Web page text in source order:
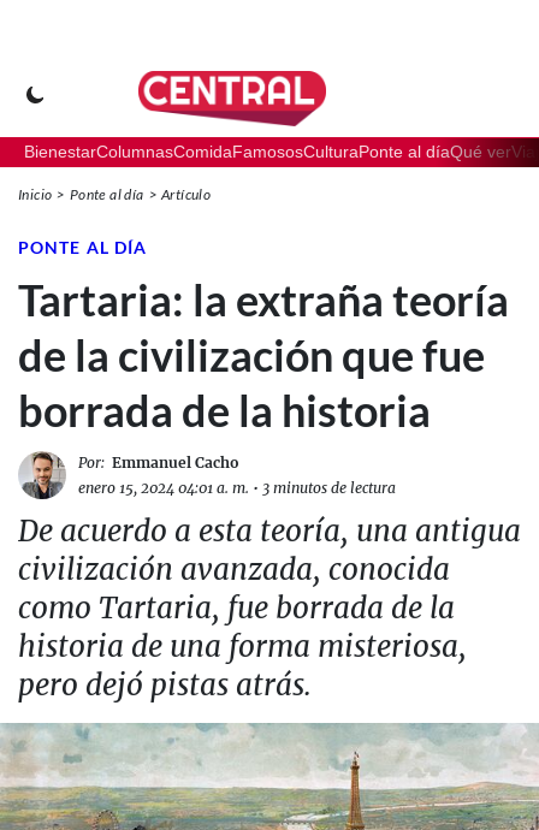
BienestarColumnasComidaFamososCulturaPonte al díaQué ver
Inicio Ponte al día Artículo
PONTE AL DÍA
Tartaria: la extraña teoría
de la civilización que fue
borrada de la historia
Por: Emmanuel Cacho
enero 15, 2024 04:01 a. m. • 3 minutos de lectura
De acuerdo a esta teoría, una antigua
civilización avanzada, conocida
como Tartaria, fue borrada de la
historia de una forma misteriosa,
pero dejó pistas atrás.